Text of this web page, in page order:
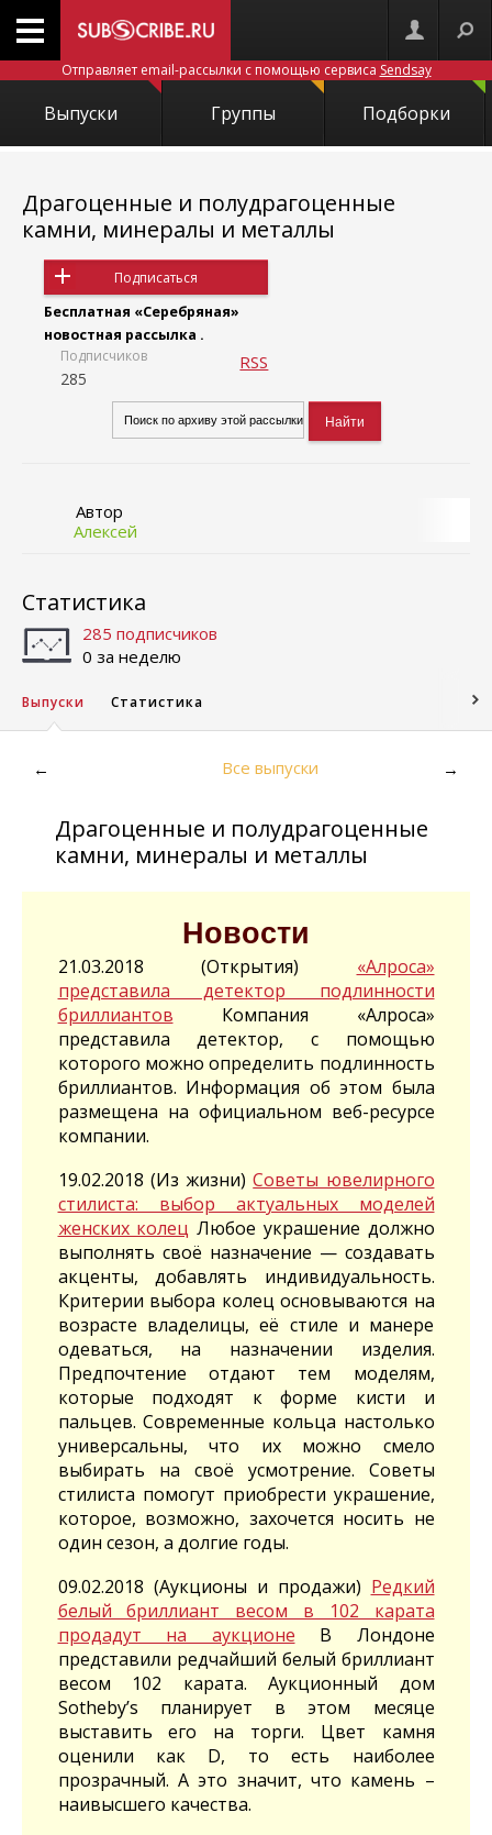
Отправляет email-рассылки с помощью сервиса Sendsay
Выпуски Группы Подборки
Драгоценные и полудрагоценные
камни, минералы и металлы
Подписаться
Бесплатная «Серебряная»
новостная рассылка .
Подписчиков
285
RSS
Автор
Алексей
Статистика
285 подписчиков
0 за неделю
Выпуски Статистика
← Все выпуски →
Драгоценные и полудрагоценные
камни, минералы и металлы
Новости
21.03.2018 (Открытия) «Алроса»
представила детектор подлинности
бриллиантов Компания «Алроса»
представила детектор, с помощью
которого можно определить подлинность
бриллиантов. Информация об этом была
размещена на официальном веб-ресурсе
компании.
19.02.2018 (Из жизни)Советы ювелирного
стилиста: выбор актуальных моделей
женских колец Любое украшение должно
выполнять своё назначение — создавать
акценты, добавлять индивидуальность.
Критерии выбора колец основываются на
возрасте владелицы, её стиле и манере
одеваться, на назначении изделия.
Предпочтение отдают тем моделям,
которые подходят к форме кисти и
пальцев. Современные кольца настолько
универсальны, что их можно смело
выбирать на своё усмотрение. Советы
стилиста помогут приобрести украшение,
которое, возможно, захочется носить не
один сезон, а долгие годы.
09.02.2018 (Аукционы и продажи) Редкий
белый бриллиант весом в 102 карата
продадут на аукционе В Лондоне
представили редчайший белый бриллиант
весом 102 карата. Аукционный дом
Sotheby’s планирует в этом месяце
выставить его на торги. Цвет камня
оценили как D, то есть наиболее
прозрачный. А это значит, что камень –
наивысшего качества.